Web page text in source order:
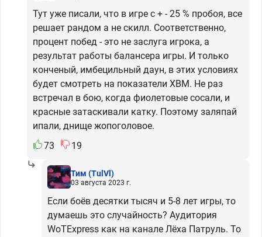
Тут уже писали, что в игре с + - 25 % пробоя, все
решает рандом а не скилл. Соответственно,
процент побед - это не заслуга игрока, а
результат работы балансера игры. И только
конченый, имбецильный даун, в этих условиях
будет смотреть на показатели ХВМ. Не раз
встречал в бою, когда фиолетовые сосали, и
красные затаскивали катку. Поэтому заляпай
ипали, днище жопоголовое.
73
19
Тим (TulVl)
03 августа 2023 г.
Если боёв десятки тысяч и 5-8 лет игры, то
думаешь это случайность? Аудитория
WoTExpress как на канале Лёха Патруль. То